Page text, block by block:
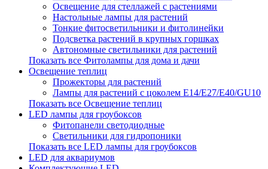
Освещение для стеллажей с растениями
Настольные лампы для растений
Тонкие фитосветильники и фитолинейки
Подсветка растений в крупных горшках
Автономные светильники для растений
Показать все Фитолампы для дома и дачи
Освещение теплиц
Прожекторы для растений
Лампы для растений с цоколем Е14/Е27/Е40/GU10
Показать все Освещение теплиц
LED лампы для гроубоксов
Фитопанели светодиодные
Светильники для гидропоники
Показать все LED лампы для гроубоксов
LED для аквариумов